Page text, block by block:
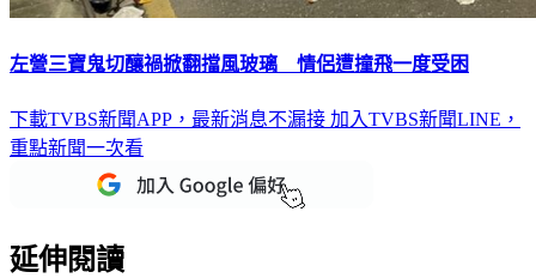
左營三寶鬼切釀禍掀翻擋風玻璃 情侶遭撞飛一度受困
下載TVBS新聞APP，最新消息不漏接 加入TVBS新聞LINE，
重點新聞一次看
延伸閱讀